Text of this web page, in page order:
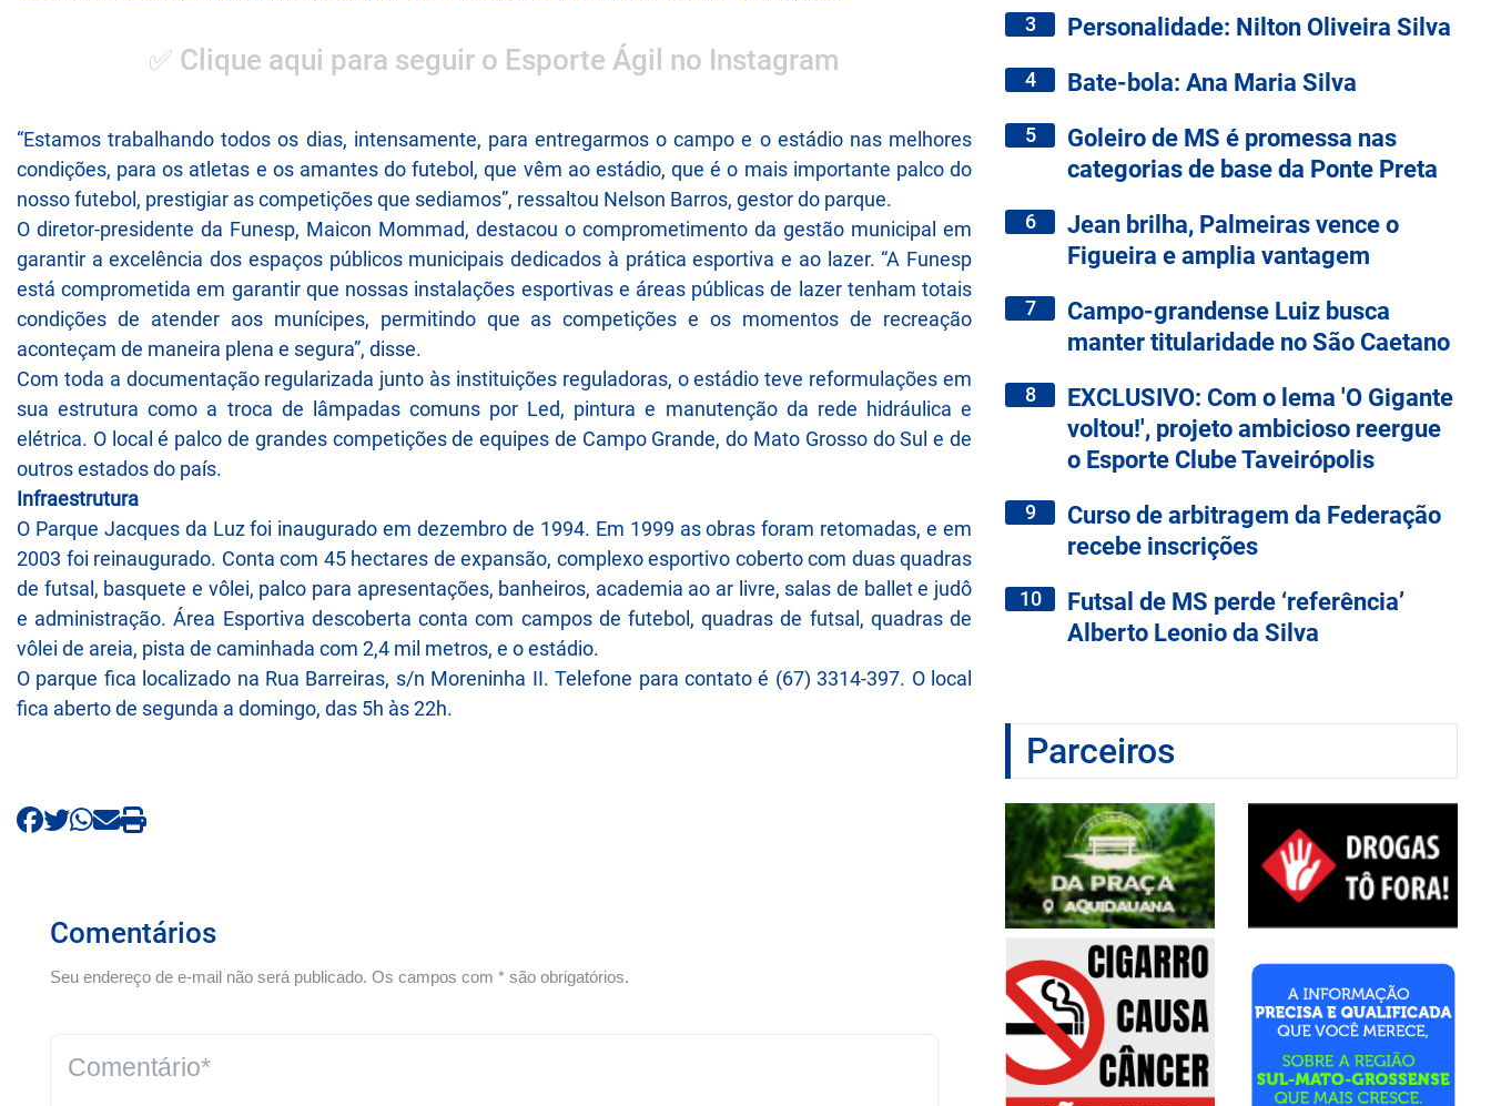
✅ Clique aqui para seguir o Esporte Ágil no Instagram
“Estamos trabalhando todos os dias, intensamente, para entregarmos o campo e o estádio nas melhores
condições, para os atletas e os amantes do futebol, que vêm ao estádio, que é o mais importante palco do
nosso futebol, prestigiar as competições que sediamos”, ressaltou Nelson Barros, gestor do parque.
O diretor-presidente da Funesp, Maicon Mommad, destacou o comprometimento da gestão municipal em
garantir a excelência dos espaços públicos municipais dedicados à prática esportiva e ao lazer. “A Funesp
está comprometida em garantir que nossas instalações esportivas e áreas públicas de lazer tenham totais
condições de atender aos munícipes, permitindo que as competições e os momentos de recreação
aconteçam de maneira plena e segura”, disse.
Com toda a documentação regularizada junto às instituições reguladoras, o estádio teve reformulações em
sua estrutura como a troca de lâmpadas comuns por Led, pintura e manutenção da rede hidráulica e
elétrica. O local é palco de grandes competições de equipes de Campo Grande, do Mato Grosso do Sul e de
outros estados do país.
Infraestrutura
O Parque Jacques da Luz foi inaugurado em dezembro de 1994. Em 1999 as obras foram retomadas, e em
2003 foi reinaugurado. Conta com 45 hectares de expansão, complexo esportivo coberto com duas quadras
de futsal, basquete e vôlei, palco para apresentações, banheiros, academia ao ar livre, salas de ballet e judô
e administração. Área Esportiva descoberta conta com campos de futebol, quadras de futsal, quadras de
vôlei de areia, pista de caminhada com 2,4 mil metros, e o estádio.
O parque fica localizado na Rua Barreiras, s/n Moreninha II. Telefone para contato é (67) 3314-397. O local
fica aberto de segunda a domingo, das 5h às 22h.
Comentários
Seu endereço de e-mail não será publicado. Os campos com * são obrigatórios.
3 Personalidade: Nilton Oliveira Silva
4 Bate-bola: Ana Maria Silva
5
Goleiro de MS é promessa nas
categorias de base da Ponte Preta
6
Jean brilha, Palmeiras vence o
Figueira e amplia vantagem
7
Campo-grandense Luiz busca
manter titularidade no São Caetano
8
EXCLUSIVO: Com o lema 'O Gigante
voltou!', projeto ambicioso reergue
o Esporte Clube Taveirópolis
9
Curso de arbitragem da Federação
recebe inscrições
10
Futsal de MS perde ‘referência’
Alberto Leonio da Silva
Parceiros